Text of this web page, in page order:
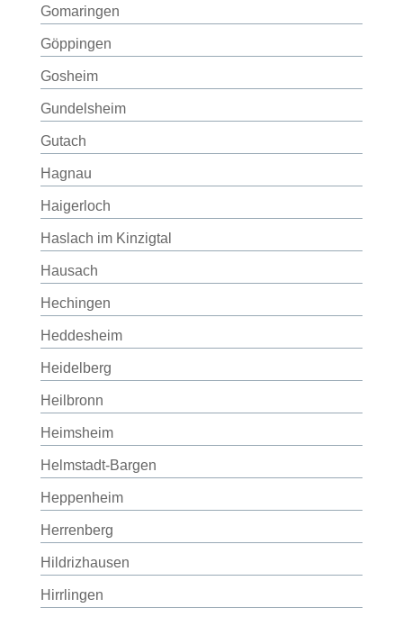
Gomaringen
Göppingen
Gosheim
Gundelsheim
Gutach
Hagnau
Haigerloch
Haslach im Kinzigtal
Hausach
Hechingen
Heddesheim
Heidelberg
Heilbronn
Heimsheim
Helmstadt-Bargen
Heppenheim
Herrenberg
Hildrizhausen
Hirrlingen